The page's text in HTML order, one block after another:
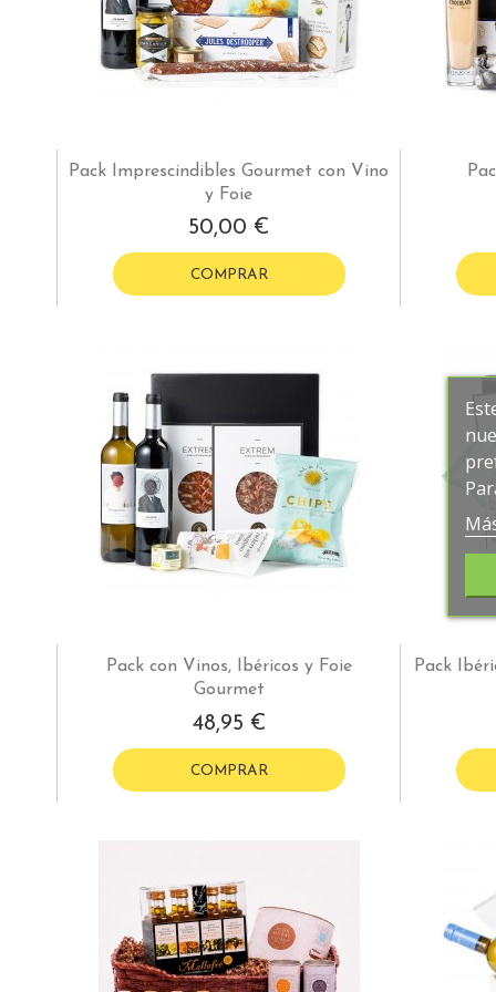
Pack Imprescindibles Gourmet con Vino
y Foie
50,00 €
COMPRAR
Pack con Vinos, Ibéricos y Foie
Gourmet
48,95 €
COMPRAR
Pack